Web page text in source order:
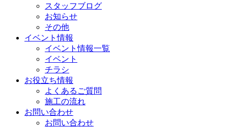
スタッフブログ
お知らせ
その他
イベント情報
イベント情報一覧
イベント
チラシ
お役立ち情報
よくあるご質問
施工の流れ
お問い合わせ
お問い合わせ